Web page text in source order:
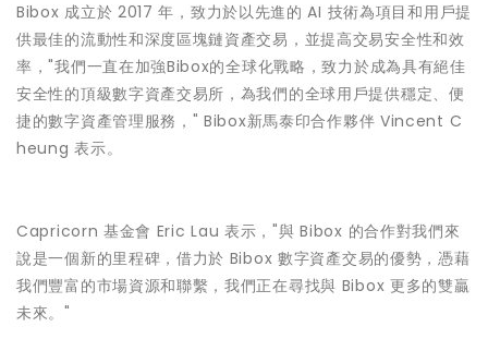
Bibox 成立於 2017 年，致力於以先進的 AI 技術為項目和用戶提
供最佳的流動性和深度區塊鏈資產交易，並提高交易安全性和效
率，"我們一直在加強Bibox的全球化戰略，致力於成為具有絕佳
安全性的頂級數字資產交易所，為我們的全球用戶提供穩定、便
捷的數字資產管理服務，" Bibox新馬泰印合作夥伴 Vincent C
heung 表示。
Capricorn 基金會 Eric Lau 表示，"與 Bibox 的合作對我們來
說是一個新的里程碑，借力於 Bibox 數字資產交易的優勢，憑藉
我們豐富的市場資源和聯繫，我們正在尋找與 Bibox 更多的雙贏
未來。"